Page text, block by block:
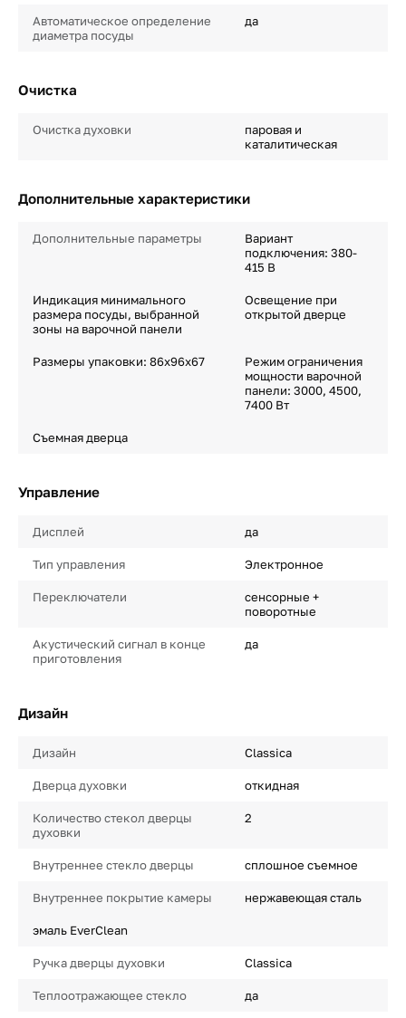
Автоматическое определение
диаметра посуды
да
Очистка
Очистка духовки
паровая и
каталитическая
Дополнительные характеристики
Дополнительные параметры
Вариант
подключения: 380-
415 В
Индикация минимального
размера посуды, выбранной
зоны на варочной панели
Освещение при
открытой дверце
Размеры упаковки: 86х96х67
Режим ограничения
мощности варочной
панели: 3000, 4500,
7400 Вт
Съемная дверца
Управление
Дисплей да
Тип управления Электронное
Переключатели
сенсорные +
поворотные
Акустический сигнал в конце
приготовления
да
Дизайн
Дизайн Classica
Дверца духовки откидная
Количество стекол дверцы
духовки
2
Внутреннее стекло дверцы сплошное съемное
Внутреннее покрытие камеры нержавеющая сталь
эмаль EverClean
Ручка дверцы духовки Classica
Теплоотражающее стекло да